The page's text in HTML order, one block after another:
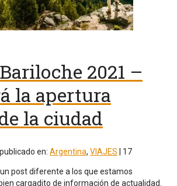
2021 –
la apertura
la ciudad
publicado en: Argentina, VIAJES 17
post diferente a los que estamos
cargadito de información de actualidad.